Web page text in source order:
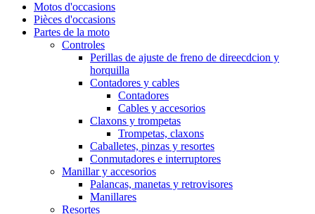
Motos d'occasions
Pièces d'occasions
Partes de la moto
Controles
Perillas de ajuste de freno de direecdcion y
horquilla
Contadores y cables
Contadores
Cables y accesorios
Claxons y trompetas
Trompetas, claxons
Caballetes, pinzas y resortes
Conmutadores e interruptores
Manillar y accesorios
Palancas, manetas y retrovisores
Manillares
Resortes